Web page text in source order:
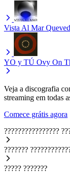
Vista Al Mar
YO y TÚ Ovy On
Veja a discografia
streaming em todas
Comece grátis agora
????????????????
???????
????? ???????